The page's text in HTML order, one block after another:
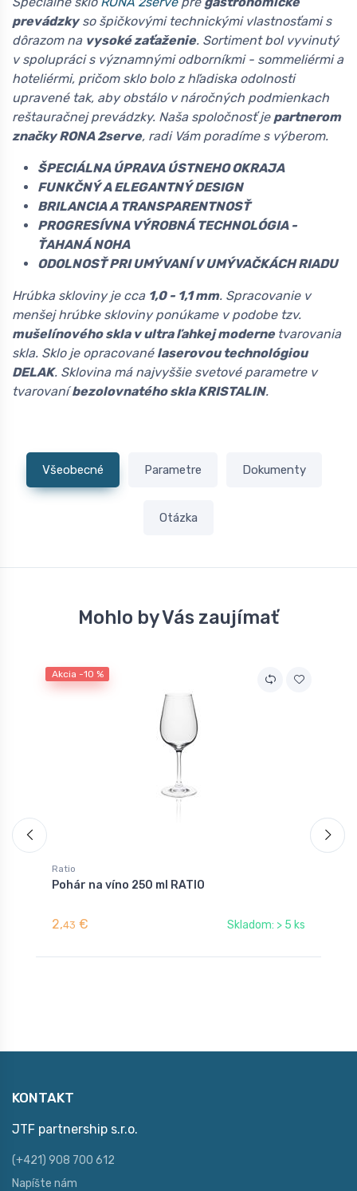
prevádzkyso špičkovými technickými vlastnosťami s
dôrazom na vysoké zaťaženie. Sortiment bol vyvinutý
v spolupráci s významnými odborníkmi - sommeliérmi a
hoteliérmi, pričom sklo bolo z hľadiska odolnosti
upravené tak, aby obstálo v náročných podmienkach
reštauračnej prevádzky. Naša spoločnosť je partnerom
značky RONA 2serve, radi Vám poradíme s výberom.
ŠPECIÁLNA ÚPRAVA ÚSTNEHO OKRAJA
FUNKČNÝ A ELEGANTNÝ DESIGN
BRILANCIA A TRANSPARENTNOSŤ
PROGRESÍVNA VÝROBNÁ TECHNOLÓGIA -
ŤAHANÁ NOHA
ODOLNOSŤ PRI UMÝVANÍ V UMÝVAČKÁCH RIADU
Hrúbka skloviny je cca 1,0 - 1,1 mm. Spracovanie v
menšej hrúbke skloviny ponúkame v podobe tzv.
mušelínového skla v ultra ľahkej moderne tvarovania
skla. Sklo je opracované laserovou technológiou
DELAK. Sklovina má najvyššie svetové parametre v
tvarovaníbezolovnatého skla KRISTALIN.
Všeobecné Parametre Dokumenty
Otázka
Mohlo by Vás zaujímať
Akcia -10 %
Ratio
Pohár na víno 250 ml RATIO
2,43 € Skladom: > 5 ks
KONTAKT
JTF partnership s.r.o.
(+421) 908 700 612
Napíšte nám